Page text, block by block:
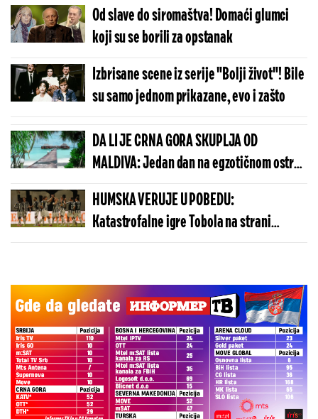
Od slave do siromaštva! Domaći glumci
koji su se borili za opstanak
Izbrisane scene iz serije "Bolji život"! Bile
su samo jednom prikazane, evo i zašto
DA LI JE CRNA GORA SKUPLJA OD
MALDIVA: Jedan dan na egzotičnom ostrvu
može da košta manje nego u Budvi
HUMSKA VERUJE U POBEDU:
Katastrofalne igre Tobola na strani
ulivaju samopouzdanje Partizanu